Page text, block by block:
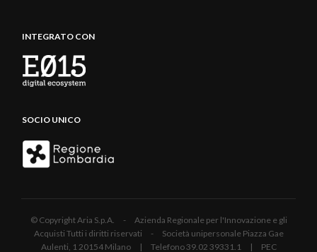
INTEGRATO CON
SOCIO UNICO
© Copyright Aria S.p.A. - Azienda Regionale per l'Innovazione e gli
Acquisti Tutti i diritti riservati - Società unipersonale Piazza Gae
Aulenti, 1 20154 Milano | Telefono 39.02 39331.1 | PEC